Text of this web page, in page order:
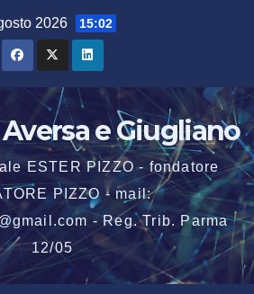
2026 15:02
e Giugliano
ESTER PIZZO - fondatore
PIZZO - mail:
- Reg. Trib. Parma
12/05